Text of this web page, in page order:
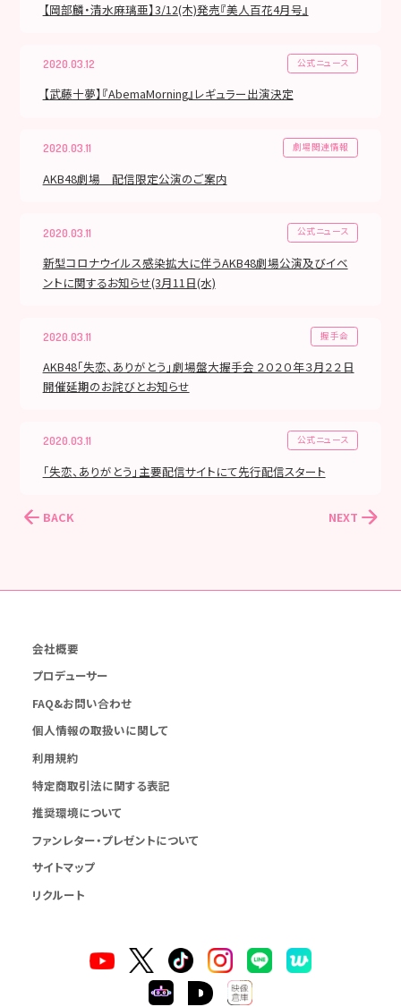
【岡部麟・清水麻璃亜】3/12(木)発売『美人百花4月号』
2020.03.12 公式ニュース
【武藤十夢】『AbemaMorning』レギュラー出演決定
2020.03.11 劇場関連情報
AKB48劇場 配信限定公演のご案内
2020.03.11 公式ニュース
新型コロナウイルス感染拡大に伴うAKB48劇場公演及びイベ
ントに関するお知らせ(3月11日(水)
2020.03.11 握手会
AKB48「失恋、ありがとう」劇場盤大握手会 ２０２０年３月２２日
開催延期のお詫びとお知らせ
2020.03.11 公式ニュース
「失恋、ありがとう」主要配信サイトにて先行配信スタート
BACK NEXT
会社概要
プロデューサー
FAQ&お問い合わせ
個人情報の取扱いに関して
利用規約
特定商取引法に関する表記
推奨環境について
ファンレター・プレゼントについて
サイトマップ
リクルート